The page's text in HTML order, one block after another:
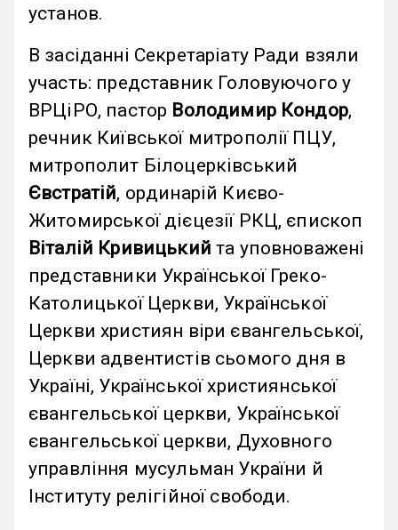
установ.
В засіданні Секретаріату Ради взяли
участь: представник Головуючого у
ВРЦіРО, пастор Володимир Кондор,
речник Київської митрополії ПЦУ,
митрополит Білоцерківський
Євстратій, ординарій Києво-
Житомирської дієцезії РКЦ, єпископ
Віталій Кривицький та уповноважені
представники Української Греко-
Католицької Церкви, Української
Церкви християн віри євангельської,
Церкви адвентистів сьомого дня в
Україні, Української християнської
євангельської церкви, Української
євангельської церкви, Духовного
управління мусульман України й
Інституту релігійної свободи.